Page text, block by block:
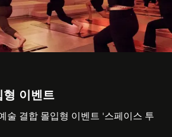
형 이벤트
술 결합 몰입형 이벤트 '스페이스 투